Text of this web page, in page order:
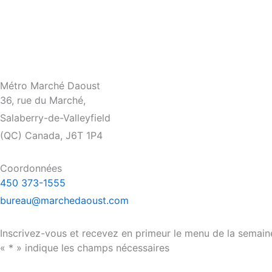
Métro Marché Daoust
36, rue du Marché,
Salaberry-de-Valleyfield
(QC) Canada, J6T 1P4
Coordonnées
‍450 ‍373-1555
bureau@marchedaoust.com
Inscrivez-vous et recevez en primeur le menu de la
« * » indique les champs nécessaires